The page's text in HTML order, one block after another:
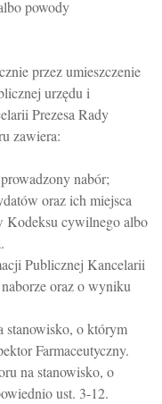
powody
przez umieszczenie
urzędu i
Prezesa Rady
zawiera:
nabór;
oraz ich miejsca
Kodeksu cywilnego albo
Publicznej Kancelarii
oraz o wyniku
stanowisko, o którym
Farmaceutyczny.
na stanowisko, o
ust. 3-12.